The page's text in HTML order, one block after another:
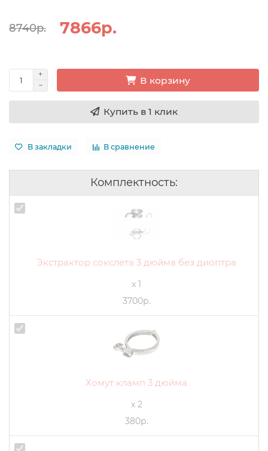
8740р. 7866р.
В корзину
Купить в 1 клик
В закладки В сравнение
Комплектность:
Экстрактор сокслета 3 дюйма без диоптра
x 1
3700р.
Хомут кламп 3 дюйма
x 2
380р.